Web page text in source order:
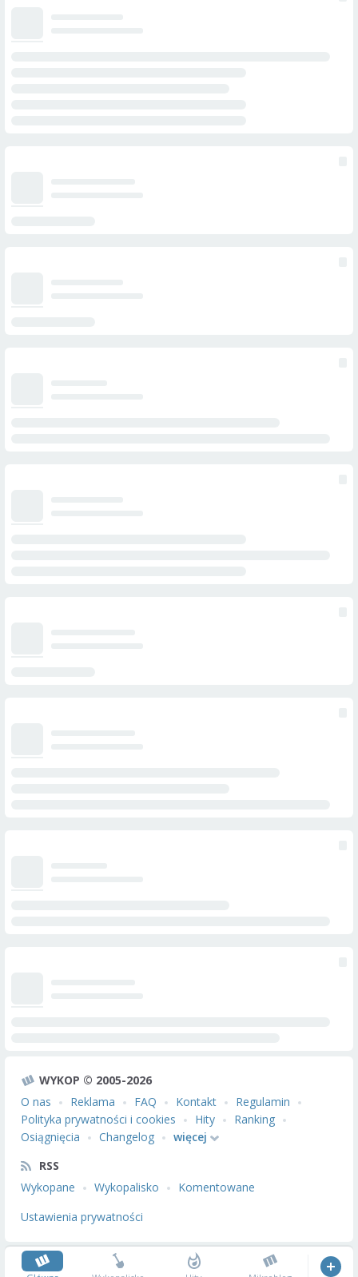
WYKOP © 2005-2026
O nas
Reklama FAQ Kontakt
Regulamin
Polityka prywatności i cookies
Hity
Ranking
Osiągnięcia
Changelog
więcej
RSS
Wykopane
Wykopalisko
Komentowane
Ustawienia prywatności